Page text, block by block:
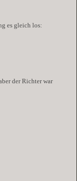
es gleich los:
der Richter war